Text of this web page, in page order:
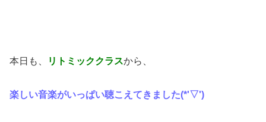
本日も、 リトミッククラスから、
楽しい音楽がいっぱい聴こえてきました(*'▽')